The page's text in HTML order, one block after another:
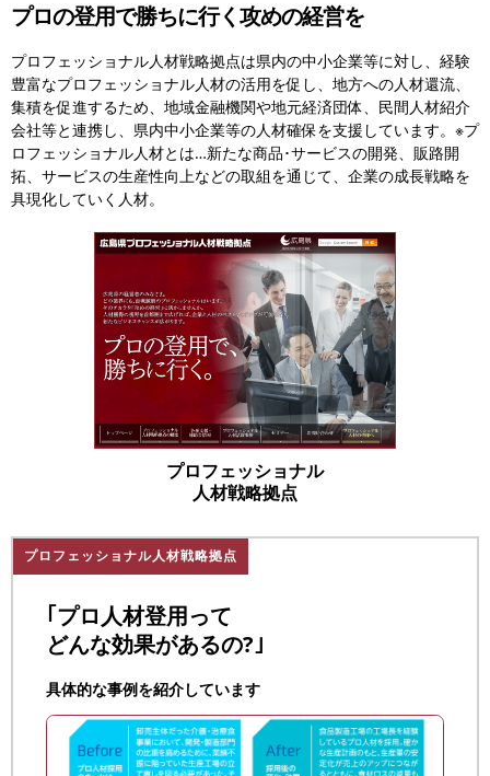
プロの登用で勝ちに行く攻めの経営を
プロフェッショナル人材戦略拠点は県内の中小企業等に対し、経験
豊富なプロフェッショナル人材の活用を促し、地方への人材還流、
集積を促進するため、地域金融機関や地元経済団体、民間人材紹介
会社等と連携し、県内中小企業等の人材確保を支援しています。 ※プ
ロフェッショナル人材とは…新たな商品･サービスの開発、販路開
拓、サービスの生産性向上などの取組を通じて、企業の成長戦略を
具現化していく人材。
プロフェッショナル
人材戦略拠点
プロフェッショナル人材戦略拠点
｢プロ人材登用って
どんな効果があるの?｣
具体的な事例を紹介しています